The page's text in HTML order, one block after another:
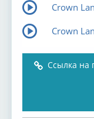
Crown
Crown
Ссылка на